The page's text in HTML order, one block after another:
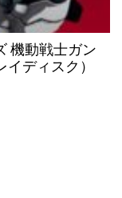
機動戦士ガン
ディスク）